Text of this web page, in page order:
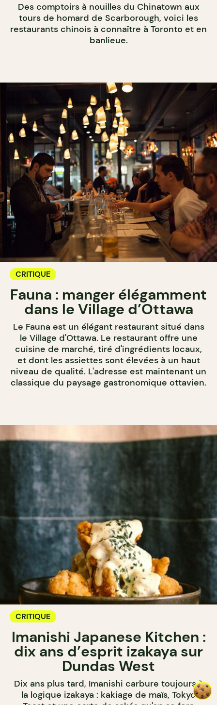
Des comptoirs à nouilles du Chinatown aux
tours de homard de Scarborough, voici les
restaurants chinois à connaître à Toronto et en
banlieue.
CRITIQUE
Fauna : manger élégamment
dans le Village d’Ottawa
Le Fauna est un élégant restaurant situé dans
le Village d'Ottawa. Le restaurant offre une
cuisine de marché, tiré d'ingrédients locaux,
et dont les assiettes sont élevées à un haut
niveau de qualité. L'adresse est maintenant un
classique du paysage gastronomique ottavien.
CRITIQUE
Imanishi Japanese Kitchen :
dix ans d’esprit izakaya sur
Dundas West
Dix ans plus tard, Imanishi carbure toujours à
la logique izakaya : kakiage de maïs, Tokyo